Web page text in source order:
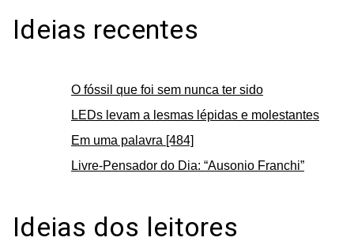
Ideias recentes
O fóssil que foi sem nunca ter sido
LEDs levam a lesmas lépidas e molestantes
Em uma palavra [484]
Livre-Pensador do Dia: “Ausonio Franchi”
Ideias dos leitores